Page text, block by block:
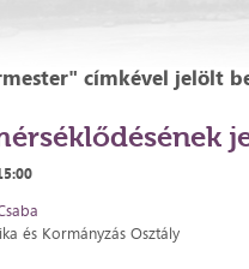
címkével jelölt
és Kormányzás Osztály